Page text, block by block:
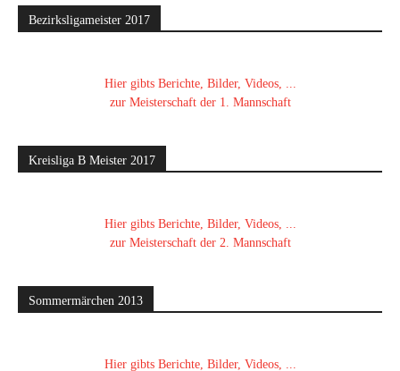
Bezirksligameister 2017
Hier gibts Berichte, Bilder, Videos, ...
zur Meisterschaft der 1. Mannschaft
Kreisliga B Meister 2017
Hier gibts Berichte, Bilder, Videos, ...
zur Meisterschaft der 2. Mannschaft
Sommermärchen 2013
Hier gibts Berichte, Bilder, Videos, ...